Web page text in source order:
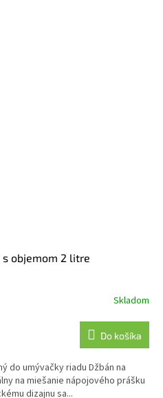
s objemom 2 litre
Skladom
Do košíka
do umývačky riadu Džbán na
na miešanie nápojového prášku
dizajnu sa...